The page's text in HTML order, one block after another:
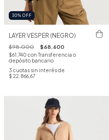
30% OFF
LAYER VESPER (NEGRO)
$98.000 $68.600
$61.740 con Transferencia o
depósito bancario
3 cuotas sin interés de
$ 22.866,67